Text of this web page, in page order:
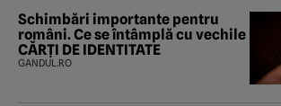
Schimbări importante pentru
români. Ce se întâmplă cu vechile
CĂRȚI DE IDENTITATE
GANDUL.RO